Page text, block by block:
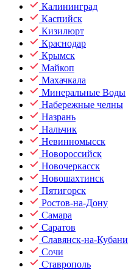
Калининград
Каспийск
Кизилюрт
Краснодар
Крымск
Майкоп
Махачкала
Минеральные Воды
Набережные челны
Назрань
Нальчик
Невинномысск
Новороссийск
Новочеркасск
Новошахтинск
Пятигорск
Ростов-на-Дону
Самара
Саратов
Славянск-на-Кубани
Сочи
Ставрополь